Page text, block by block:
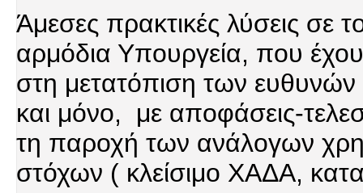
Άμεσες πρακτικές λύσεις σε
αρμόδια Υπουργεία, που
στη μετατόπιση των
και μόνο, με αποφάσεις-
τη παροχή των ανάλογων
στόχων ( κλείσιμο ΧΑΔΑ,